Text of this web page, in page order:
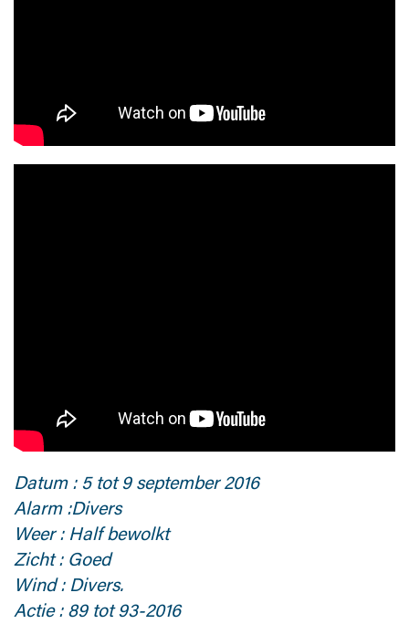
Datum : 5 tot 9 september 2016
Alarm :Divers
Weer : Half bewolkt
Zicht : Goed
Wind : Divers.
Actie : 89 tot 93-2016